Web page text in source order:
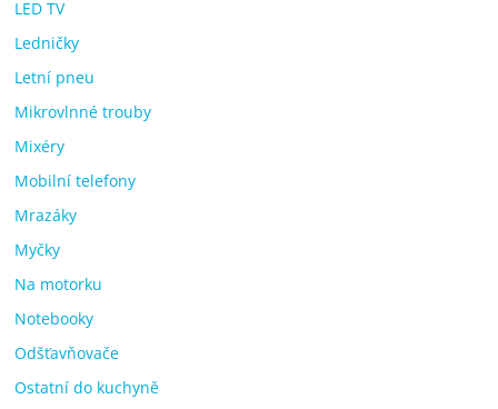
LED TV
Ledničky
Letní pneu
Mikrovlnné trouby
Mixéry
Mobilní telefony
Mrazáky
Myčky
Na motorku
Notebooky
Odšťavňovače
Ostatní do kuchyně